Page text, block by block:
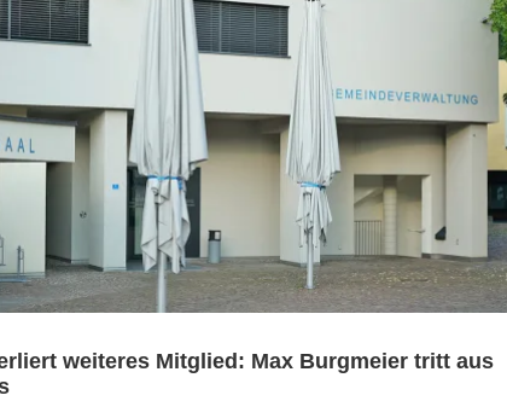
weiteres Mitglied: Max Burgmeier tritt aus